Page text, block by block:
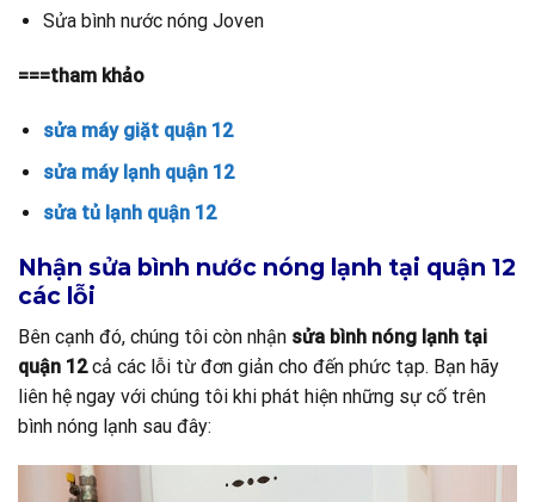
Sửa bình nước nóng Joven
===tham khảo
sửa máy giặt quận 12
sửa máy lạnh quận 12
sửa tủ lạnh quận 12
Nhận sửa bình nước nóng lạnh tại quận 12
các lỗi
Bên cạnh đó, chúng tôi còn nhận sửa bình nóng lạnh tại
quận 12cả các lỗi từ đơn giản cho đến phức tạp. Bạn hãy
liên hệ ngay với chúng tôi khi phát hiện những sự cố trên
bình nóng lạnh sau đây: